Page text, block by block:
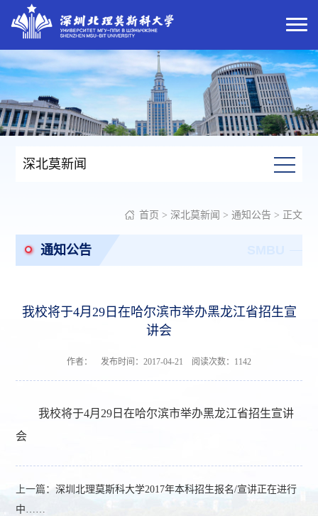
深北莫新闻
首页 > 深北莫新闻 > 通知公告 > 正文
通知公告
我校将于4月29日在哈尔滨市举办黑龙江省招生宣
讲会
作者： 发布时间：2017-04-21 阅读次数： 1142
我校将于4月29日在哈尔滨市举办黑龙江省招生宣讲
会
上一篇：深圳北理莫斯科大学2017年本科招生报名/宣讲正在进行
中……